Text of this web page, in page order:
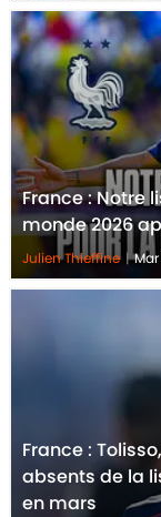
France : Notre
monde 2026
Julien Thieffine |
France :
absents de la
en mars